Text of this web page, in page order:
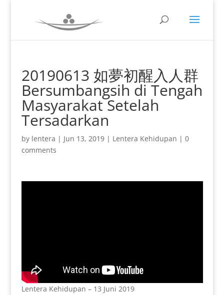
20190613 如夢初醒入人群
Bersumbangsih di Tengah
Masyarakat Setelah
Tersadarkan
by lentera | Jun 13, 2019| Lentera Kehidupan | 0
comments
Lentera Kehidupan – 13 Juni 2019